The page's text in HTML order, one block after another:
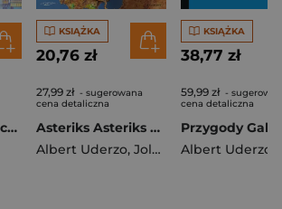
Asteriks u Reszechezady Tom 28
KSIĄŻKA
20,76 zł
27,99 zł - sugerowana
cena detaliczna
Asteriks Asteriks w Hiszpanii Tom 14
Albert Uderzo, Jolanta Sztuczyńska
KSIĄŻKA
38,77 zł
59,99 zł -
cena detaliczna
Albert Uderzo